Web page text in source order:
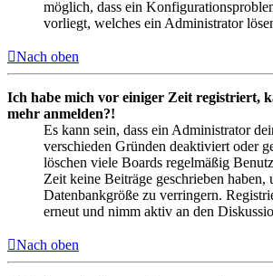
möglich, dass ein
vorliegt, welches ein Administrator
Nach oben
Ich habe mich vor einiger Zeit registriert,
mehr anmelden?!
Es kann sein, dass ein Administrator
verschieden Gründen deaktiviert oder
löschen viele Boards regelmäßig
Zeit keine Beiträge geschrieben haben,
Datenbankgröße zu verringern.
erneut und nimm aktiv an den
Nach oben